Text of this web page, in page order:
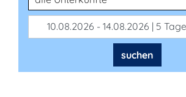
10.08.2026 - 14.08.2026 | 5 Tage
suchen